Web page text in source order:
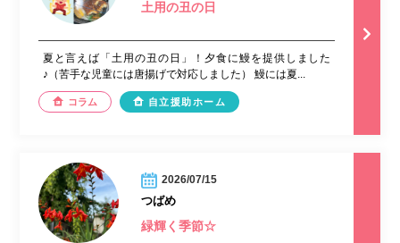
土用の丑の日
夏と言えば「土用の丑の日」！夕食に鰻を提供しました
♪（苦手な児童には唐揚げで対応しました） 鰻には夏...
コラム 自立援助ホーム
2026/07/15
つばめ
緑輝く季節☆